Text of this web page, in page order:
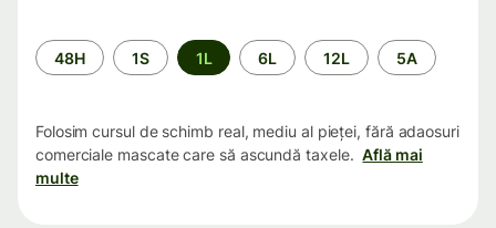
Perioada
48H 1S 1L 6L 12L 5A
Folosim cursul de schimb real, mediu al pieței, fără adaosuri
comerciale mascate care să ascundă taxele. Află mai
multe